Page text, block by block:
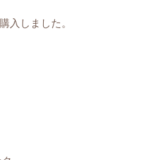
入しました。